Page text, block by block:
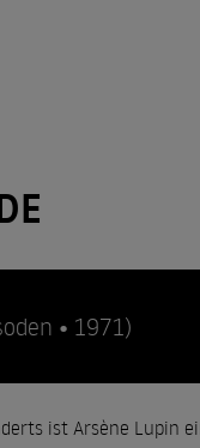
• 1971)
ist Arsène Lupin